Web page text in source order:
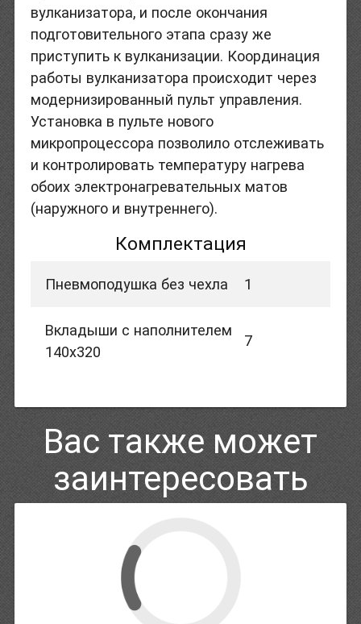
вулканизатора, и после окончания
подготовительного этапа сразу же
приступить к вулканизации. Координация
работы вулканизатора происходит через
модернизированный пульт управления.
Установка в пульте нового
микропроцессора позволило отслеживать
и контролировать температуру нагрева
обоих электронагревательных матов
(наружного и внутреннего).
Комплектация
Пневмоподушка без чехла 1
Вкладыши с наполнителем
140х320
7
Вас также может
заинтересовать